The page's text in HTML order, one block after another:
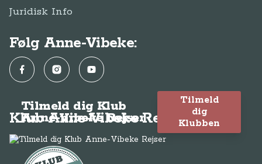
Juridisk Info
Følg Anne-Vibeke:
FacebookInstagramYouTube
Klub Anne-Vibeke Rejser
Tilmeld dig Klub
Anne-Vibeke Rejser
Tilmeld
dig
Klubben